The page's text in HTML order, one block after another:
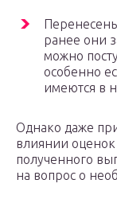
ранее они
можно
особенно
имеются в
Однако даже
влиянии оценок
полученного
на вопрос о